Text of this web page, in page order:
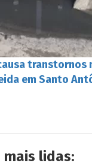
transtornos
em Santo
lidas: